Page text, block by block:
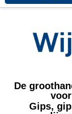
De
Gips,